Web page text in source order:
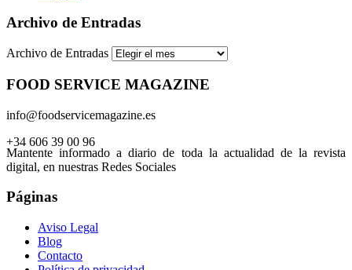
Archivo de Entradas
Archivo de Entradas
FOOD SERVICE MAGAZINE
info@foodservicemagazine.es
+34 606 39 00 96
Mantente informado a diario de toda la actualidad de la revista
digital, en nuestras Redes Sociales
Páginas
Aviso Legal
Blog
Contacto